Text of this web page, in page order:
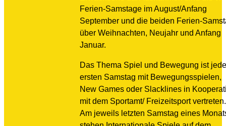
Ferien-Samstage im August/Anfang
September und die beiden Ferien-
über Weihnachten, Neujahr und Anfang
Januar.
Das Thema Spiel und Bewegung ist
ersten Samstag mit Bewegungsspielen,
New Games oder Slacklines in
mit dem Sportamt/ Freizeitsport vertreten.
Am jeweils letzten Samstag eines